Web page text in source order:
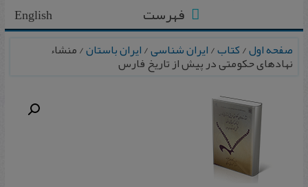
English فهرست
صفحه اول/کتاب/ایران شناسی/ایران باستان/ منشاء
نهادهای حکومتی در پیش از تاریخ فارس